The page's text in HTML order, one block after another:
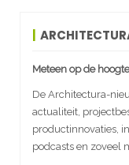
Meteen op de
De Architectura-
actualiteit,
productinnovaties,
podcasts en zoveel